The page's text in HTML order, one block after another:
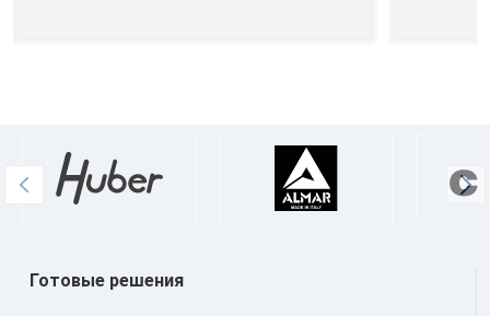
Готовые решения